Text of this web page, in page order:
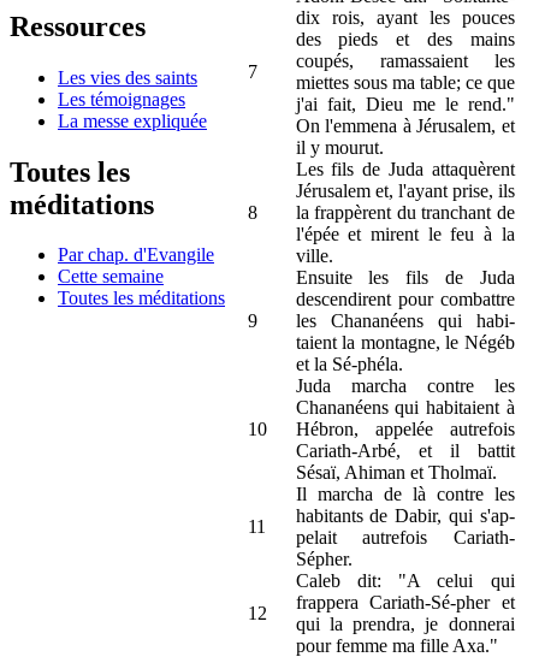
Ressources
Les vies des saints
Les témoignages
La messe expliquée
Toutes les
méditations
Par chap. d'Evangile
Cette semaine
Toutes les méditations
7
dix rois, ayant les pouces
des pieds et des mains
coupés, ramassaient les
miettes sous ma table; ce que
j'ai fait, Dieu me le rend."
On l'emmena à Jérusalem, et
il y mourut.
8
Les fils de Juda attaquèrent
Jérusalem et, l'ayant prise, ils
la frappèrent du tranchant de
l'épée et mirent le feu à la
ville.
9
Ensuite les fils de Juda
descendirent pour combattre
les Chananéens qui habi-
taient la montagne, le Négéb
et la Sé-phéla.
10
Juda marcha contre les
Chananéens qui habitaient à
Hébron, appelée autrefois
Cariath-Arbé, et il battit
Sésaï, Ahiman et Tholmaï.
11
Il marcha de là contre les
habitants de Dabir, qui s'ap-
pelait autrefois Cariath-
Sépher.
12
Caleb dit: "A celui qui
frappera Cariath-Sé-pher et
qui la prendra, je donnerai
pour femme ma fille Axa."